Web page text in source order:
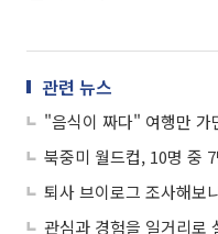
관련 뉴스
퇴사 브이로그 조사해
관심과 경험을 일거리로